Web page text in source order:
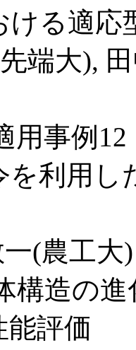
ける適
端大),
用事例12
を利用し
(農工大)
構造の
能評価